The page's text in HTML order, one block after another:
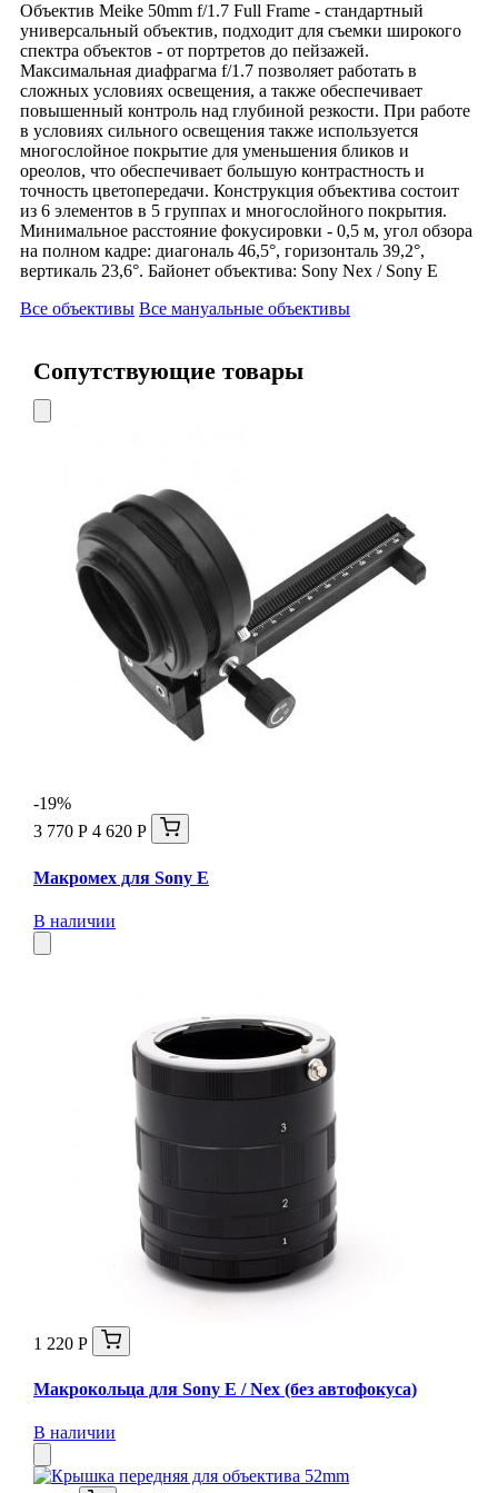
Объектив Meike 50mm f/1.7 Full Frame - стандартный
универсальный объектив, подходит для съемки широкого
спектра объектов - от портретов до пейзажей.
Максимальная диафрагма f/1.7 позволяет работать в
сложных условиях освещения, а также обеспечивает
повышенный контроль над глубиной резкости. При работе
в условиях сильного освещения также используется
многослойное покрытие для уменьшения бликов и
ореолов, что обеспечивает большую контрастность и
точность цветопередачи. Конструкция объектива состоит
из 6 элементов в 5 группах и многослойного покрытия.
Минимальное расстояние фокусировки - 0,5 м, угол обзора
на полном кадре: диагональ 46,5°, горизонталь 39,2°,
вертикаль 23,6°. Байонет объектива: Sony Nex / Sony E
Все объективы Все мануальные объективы
Сопутствующие товары
-19%
3 770 Р 4 620 Р
Макромех для Sony E
В наличии
1 220 Р
Макрокольца для Sony E / Nex (без автофокуса)
В наличии